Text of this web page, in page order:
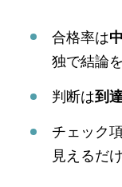
合格率は
独で結論
判断は到
チェック
見えるだ